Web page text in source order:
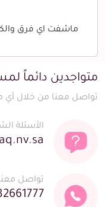
ماشفت اي فرق
متواجدين دائماً
تواصل معنا من خلال أي
الأسئلة
تواصل